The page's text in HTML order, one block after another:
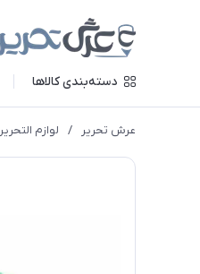
دسته‌بندی کالاها
عرش تحریر / لوازم التحریر